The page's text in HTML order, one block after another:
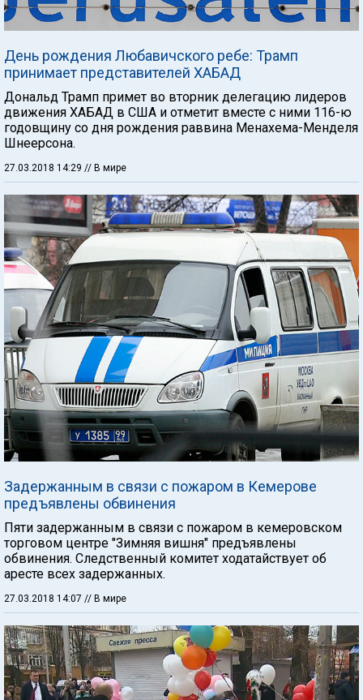
День рождения Любавичского ребе: Трамп
принимает представителей ХАБАД
Дональд Трамп примет во вторник делегацию лидеров
движения ХАБАД в США и отметит вместе с ними 116-ю
годовщину со дня рождения раввина Менахема-Менделя
Шнеерсона.
27.03.2018 14:29 // В мире
Задержанным в связи с пожаром в Кемерове
предъявлены обвинения
Пяти задержанным в связи с пожаром в кемеровском
торговом центре "Зимняя вишня" предъявлены
обвинения. Следственный комитет ходатайствует об
аресте всех задержанных.
27.03.2018 14:07 // В мире